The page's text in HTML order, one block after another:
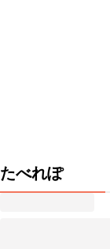
たべれぽ